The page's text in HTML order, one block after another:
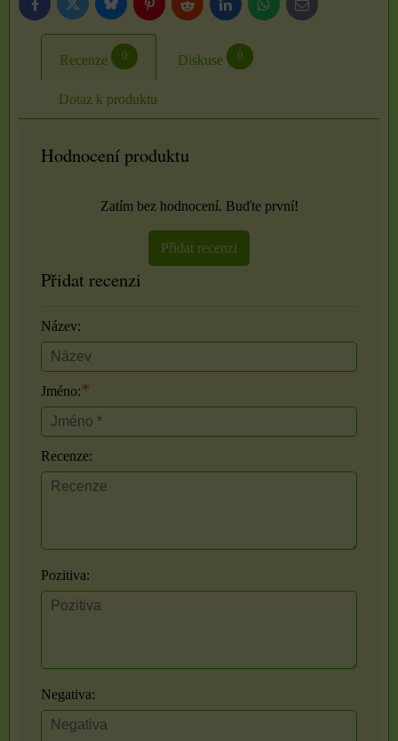
FacebookTwitter BlueskyPinterestReddit LinkedInWhatsApp
E-
mail
Recenze 0 Diskuse 0
Dotaz k produktu
Hodnocení produktu
Zatím bez hodnocení. Buďte první!
Přidat recenzi
Přidat recenzi
Název:
Jméno:*
Recenze:
Pozitiva:
Negativa: